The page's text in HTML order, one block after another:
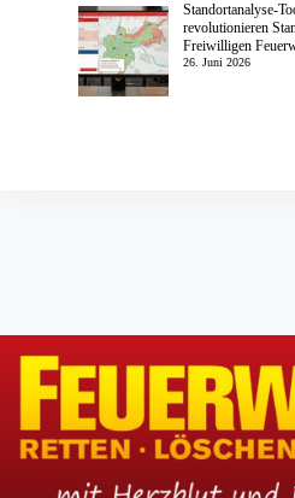
Standortanalyse-
revolutionieren
Freiwilligen
26. Juni 2026